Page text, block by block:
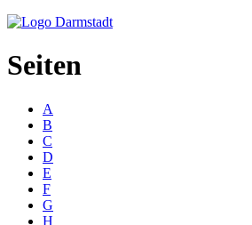
Seiten
A
B
C
D
E
F
G
H